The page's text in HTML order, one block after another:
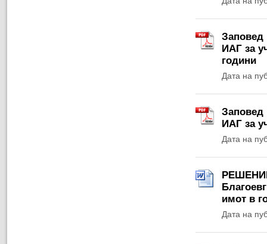
Заповед
ИАГ за
години
Дата на
Заповед
ИАГ за
Дата на
имот в
Дата на